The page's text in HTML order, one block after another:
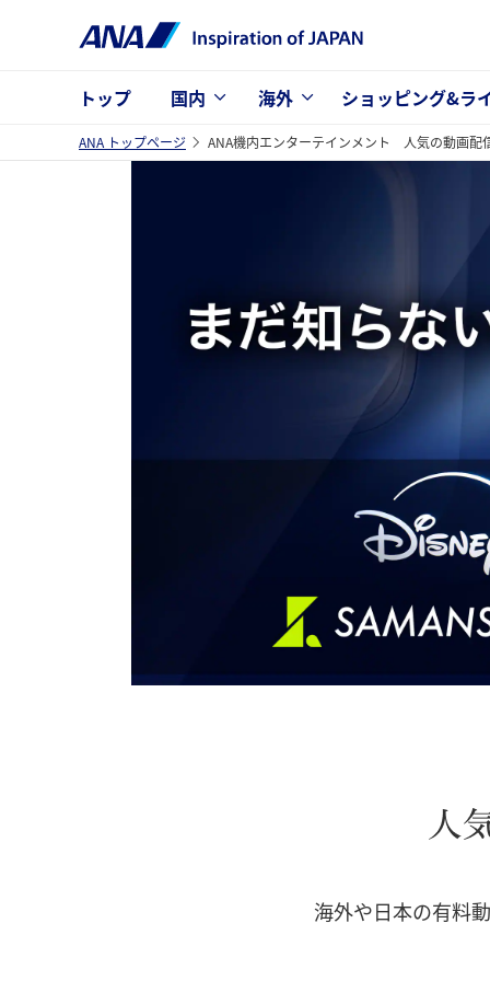
トップ 国内 海外 ショッピング&ラ
ANA トップページ ANA機内エンターテインメント 人気の動画配
海外や日本の有料